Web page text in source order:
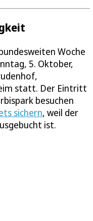
Woche
5. Oktober,
statt. Der Eintritt
besuchen
sichern, weil der
ist.